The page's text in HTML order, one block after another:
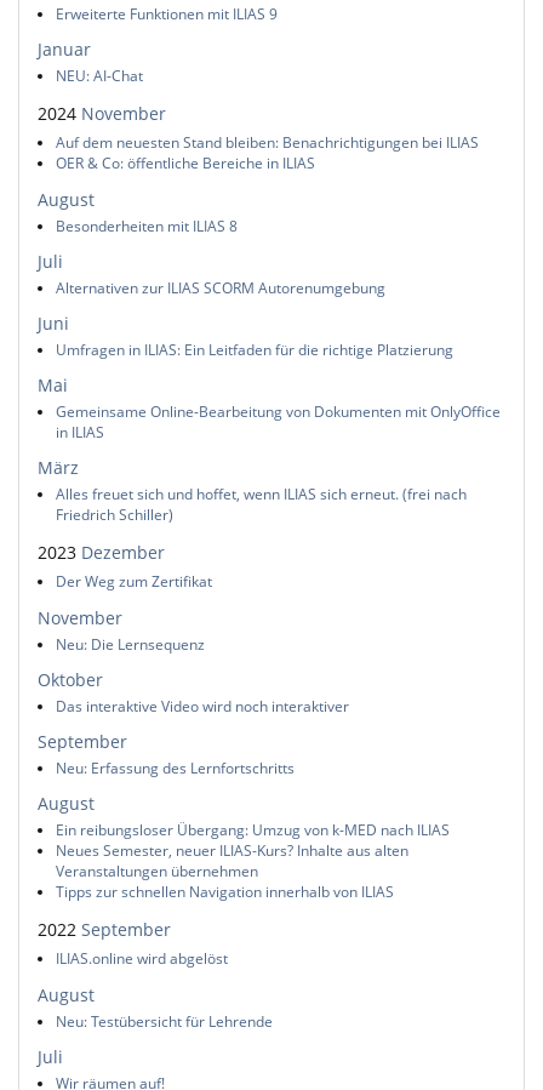
Erweiterte Funktionen mit ILIAS 9
Januar
NEU: AI-Chat
2024 November
Auf dem neuesten Stand bleiben: Benachrichtigungen bei ILIAS
OER & Co: öffentliche Bereiche in ILIAS
August
Besonderheiten mit ILIAS 8
Juli
Alternativen zur ILIAS SCORM Autorenumgebung
Juni
Umfragen in ILIAS: Ein Leitfaden für die richtige Platzierung
Mai
Gemeinsame Online-Bearbeitung von Dokumenten mit OnlyOffice
in ILIAS
März
Alles freuet sich und hoffet, wenn ILIAS sich erneut. (frei nach
Friedrich Schiller)
2023 Dezember
Der Weg zum Zertifikat
November
Neu: Die Lernsequenz
Oktober
Das interaktive Video wird noch interaktiver
September
Neu: Erfassung des Lernfortschritts
August
Ein reibungsloser Übergang: Umzug von k-MED nach ILIAS
Neues Semester, neuer ILIAS-Kurs? Inhalte aus alten
Veranstaltungen übernehmen
Tipps zur schnellen Navigation innerhalb von ILIAS
2022 September
ILIAS.online wird abgelöst
August
Neu: Testübersicht für Lehrende
Juli
Wir räumen auf!